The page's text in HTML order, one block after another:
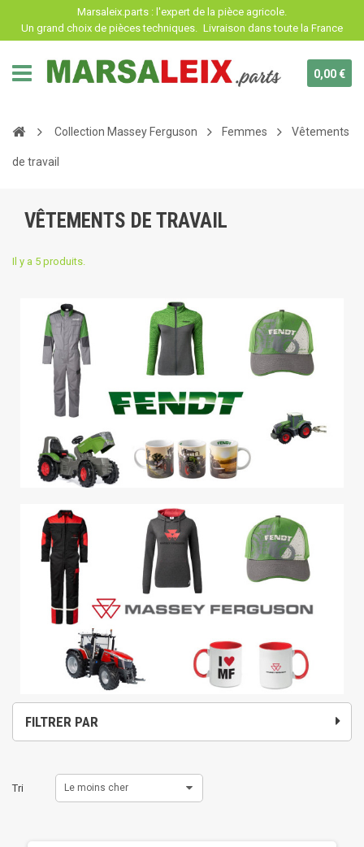
Marsaleix.parts : l'expert de la pièce agricole.
Un grand choix de pièces techniques. Livraison dans toute la France
0,00 €
Collection Massey Ferguson Femmes Vêtements
de travail
VÊTEMENTS DE TRAVAIL
Il y a 5 produits.
FILTRER PAR
Tri Le moins cher
Panneau de gestion des cookies